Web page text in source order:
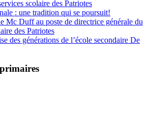
scolaire des Patriotes
: une tradition qui se poursuit!
Mc Duff au poste de directrice générale du
des Patriotes
des générations de l’école secondaire De